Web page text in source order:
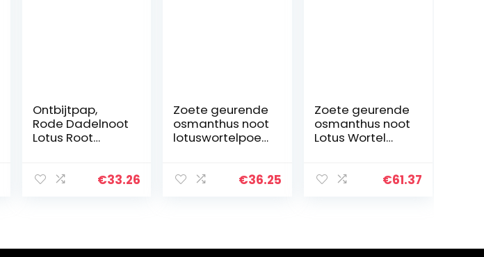
Ontbijtpap,
Rode Dadelnoot
Lotus Root
Lotus Wortel
€33.26
Zoete geurende
osmanthus noot
lotuswortelpoed
gezonde en€36.25
Zoete geurende
osmanthus noot
Lotus Wortel
Gezonde en€61.37